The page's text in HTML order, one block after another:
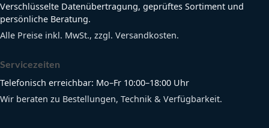
Verschlüsselte Datenübertragung, geprüftes Sortiment und
persönliche Beratung.
Alle Preise inkl. MwSt., zzgl. Versandkosten.
Servicezeiten
Telefonisch erreichbar: Mo–Fr 10:00–18:00 Uhr
Wir beraten zu Bestellungen, Technik & Verfügbarkeit.